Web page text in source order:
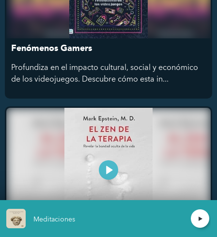
Fenómenos Gamers
Profundiza en el impacto cultural, social y económico
de los videojuegos. Descubre cómo esta in...
Meditaciones